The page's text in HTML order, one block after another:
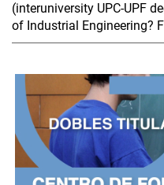
(interuniversity UPC-UPF
of Industrial Engineering?